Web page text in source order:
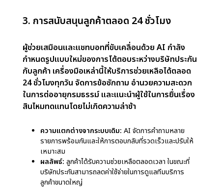
สามารถตัดสินใจได้อย่างอิสระ กำลังนำมาซึ่งการปฏิวัติ
วงการประกันภัย การผนวกเทคโนโลยีนี้เข้ากับระบบ
งานส่งเสริมให้เกิดนวัตกรรม ปรับปรุงการดำเนินงาน
ให้คล่องตัว และยกระดับประสบการณ์ของลูกค้าให้ดียิ่ง
ขึ้น
1. การจัดการสินไหมทดแทน
Agentic AI กำลังเปลี่ยนรูปแบบการจัดการสินไหม
ทดแทนโดยการดำเนินงานที่ซับซ้อนและซ้ำซ้อนให้เป็น
ไปโดยอัตโนมัติ กระบวนการสินไหมทดแทนแบบดั้งเดิม